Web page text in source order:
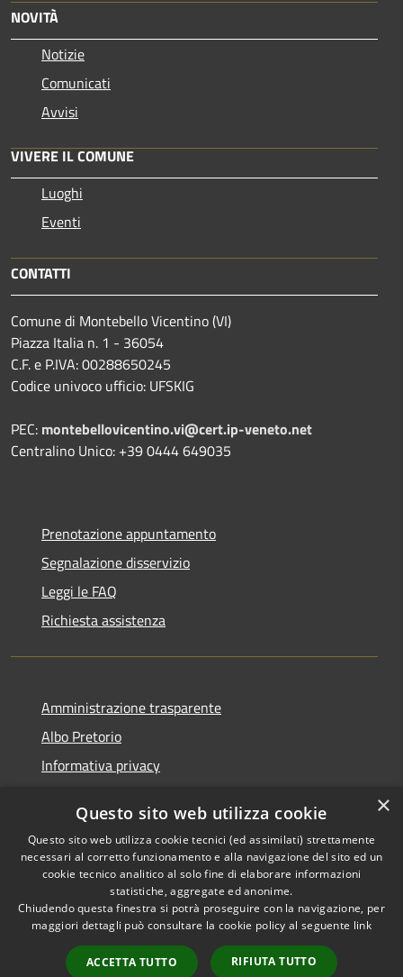
NOVITÀ
Notizie
Comunicati
Avvisi
VIVERE IL COMUNE
Luoghi
Eventi
CONTATTI
Comune di Montebello Vicentino (VI)
Piazza Italia n. 1 - 36054
C.F. e P.IVA: 00288650245
Codice univoco ufficio: UFSKIG
PEC: montebellovicentino.vi@cert.ip-veneto.net
Centralino Unico: +39 0444 649035
Prenotazione appuntamento
Segnalazione disservizio
Leggi le FAQ
Richiesta assistenza
Amministrazione trasparente
Albo Pretorio
Informativa privacy
Dichiarazione di accessibilità
RSS
Accessibilità
Copyright © 2026 • Comune di
Montebello Vicentino •
Powered byMunicipium
×
Questo sito web utilizza cookie
Questo sito web utilizza cookie tecnici (ed assimilati) strettamente
necessari al corretto funzionamento e alla navigazione del sito ed un
cookie tecnico analitico al solo fine di elaborare informazioni
statistiche, aggregate ed anonime.
Chiudendo questa finestra si potrà proseguire con la navigazione, per
maggiori dettagli può consultare la cookie policy al seguente link
ACCETTA TUTTO RIFIUTA TUTTO